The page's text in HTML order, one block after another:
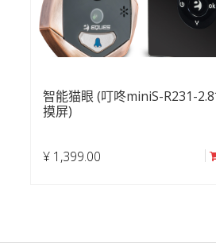
智能猫眼 (叮咚miniS-R231-
摸屏)
¥ 1,399.00